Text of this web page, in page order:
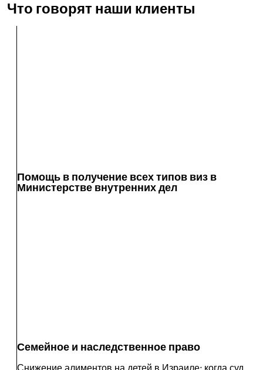
Что говорят наши клиенты
Помощь в получение всех типов виз в
Министерстве внутренних дел
Семейное и наследственное право